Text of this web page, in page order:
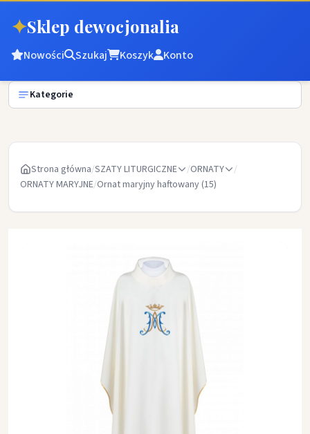
✦Sklep dewocjonalia
Nowości Szukaj Koszyk Konto
Kategorie
Strona główna/SZATY LITURGICZNE /ORNATY
/
ORNATY MARYJNE/Ornat maryjny haftowany (15)